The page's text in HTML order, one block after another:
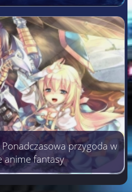
przygoda w
anime fantasy